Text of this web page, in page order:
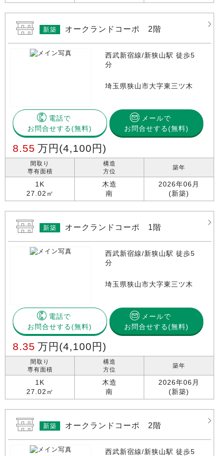
新築 オークランドコーポ 2階
西武新宿線/新狭山駅 徒歩5
分
埼玉県狭山市大字東三ツ木
電話で
お問合せする
メールで
お問合せする(無料)
8.55 万円 (4,100円)
間取り
専有面積
1K
27.02㎡
構造
方位
木造
南
築年
2026年06月
(新築)
新築 オークランドコーポ 1階
西武新宿線/新狭山駅 徒歩5
分
埼玉県狭山市大字東三ツ木
電話で
お問合せする
メールで
お問合せする(無料)
8.35 万円 (4,100円)
間取り
専有面積
1K
27.02㎡
構造
方位
木造
南
築年
2026年06月
(新築)
新築 オークランドコーポ 2階
西武新宿線/新狭山駅 徒歩5